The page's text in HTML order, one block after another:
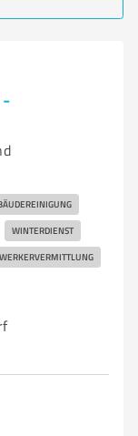
WINTERDIENST